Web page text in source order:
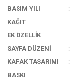
BASIM YILI
KAĞIT
EK ÖZELLİK
SAYFA DÜZENİ
KAPAK TASARIMI
BASKI